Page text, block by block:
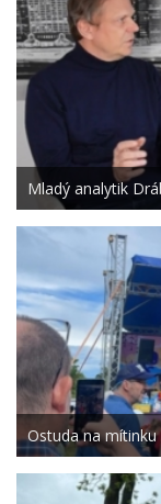
Mladý analytik
Ostuda na mítinku